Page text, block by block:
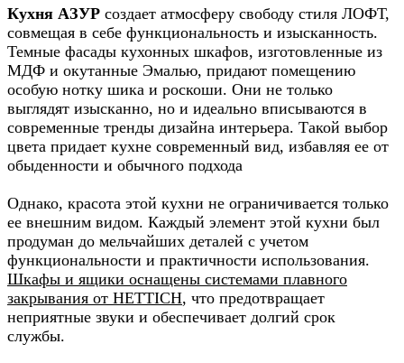
Кухня АЗУР создает атмосферу свободу стиля ЛОФТ,
совмещая в себе функциональность и изысканность.
Темные фасады кухонных шкафов, изготовленные из
МДФ и окутанные Эмалью, придают помещению
особую нотку шика и роскоши. Они не только
выглядят изысканно, но и идеально вписываются в
современные тренды дизайна интерьера. Такой выбор
цвета придает кухне современный вид, избавляя ее от
обыденности и обычного подхода
Однако, красота этой кухни не ограничивается только
ее внешним видом. Каждый элемент этой кухни был
продуман до мельчайших деталей с учетом
функциональности и практичности использования.
Шкафы и ящики оснащены системами плавного
закрывания от HETTICH, что предотвращает
неприятные звуки и обеспечивает долгий срок
службы.